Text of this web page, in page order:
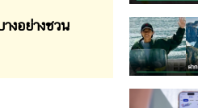
งอย่างชวน